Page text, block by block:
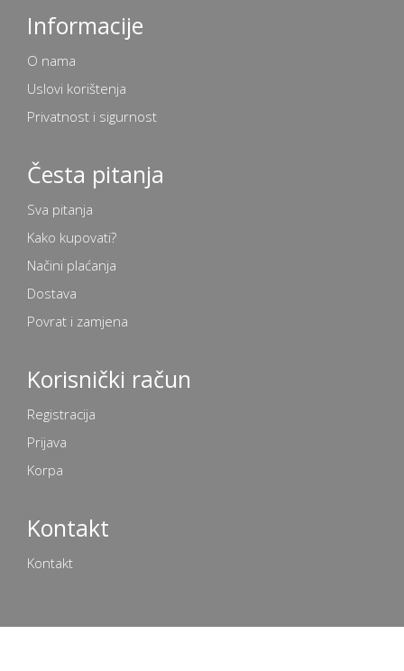
Informacije
O nama
Uslovi korištenja
Privatnost i sigurnost
Česta pitanja
Sva pitanja
Kako kupovati?
Načini plaćanja
Dostava
Povrat i zamjena
Korisnički račun
Registracija
Prijava
Korpa
Kontakt
Kontakt